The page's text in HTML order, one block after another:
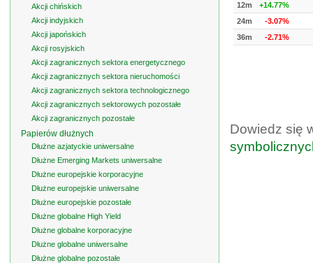
12m
+14.77%
24m
-3.07%
36m
-2.71%
Dowiedz się
Akcji chińskich
Akcji indyjskich
Akcji japońskich
Akcji rosyjskich
Akcji zagranicznych sektora energetycznego
Akcji zagranicznych sektora nieruchomości
Akcji zagranicznych sektora technologicznego
Akcji zagranicznych sektorowych pozostałe
Akcji zagranicznych pozostałe
Papierów dłużnych
Dłużne azjatyckie uniwersalne
Dłużne Emerging Markets uniwersalne
Dłużne europejskie korporacyjne
Dłużne europejskie uniwersalne
Dłużne europejskie pozostałe
Dłużne globalne High Yield
Dłużne globalne korporacyjne
Dłużne globalne uniwersalne
Dłużne globalne pozostałe